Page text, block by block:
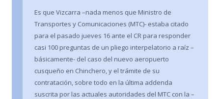
Es que Vizcarra –nada menos que Ministro de
Transportes y Comunicaciones (MTC)- estaba citado
para el pasado jueves 16 ante el CR para responder
casi 100 preguntas de un pliego interpelatorio a raíz –
básicamente- del caso del nuevo aeropuerto
cusqueño en Chinchero, y el trámite de su
contratación, sobre todo en la última addenda
suscrita por las actuales autoridades del MTC con la –